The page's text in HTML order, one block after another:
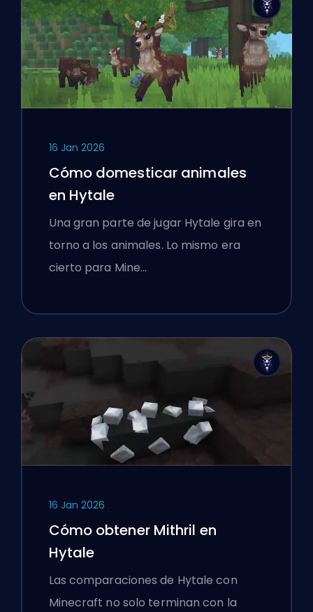
16 Jan 2026
Cómo domesticar animales
en Hytale
Una gran parte de jugar Hytale gira en
torno a los animales. Lo mismo era
cierto para Mine…
16 Jan 2026
Cómo obtener Mithril en
Hytale
Las comparaciones de Hytale con
Minecraft no solo terminan con la